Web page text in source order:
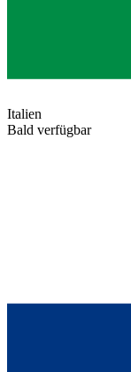
Italien
Bald verfügbar